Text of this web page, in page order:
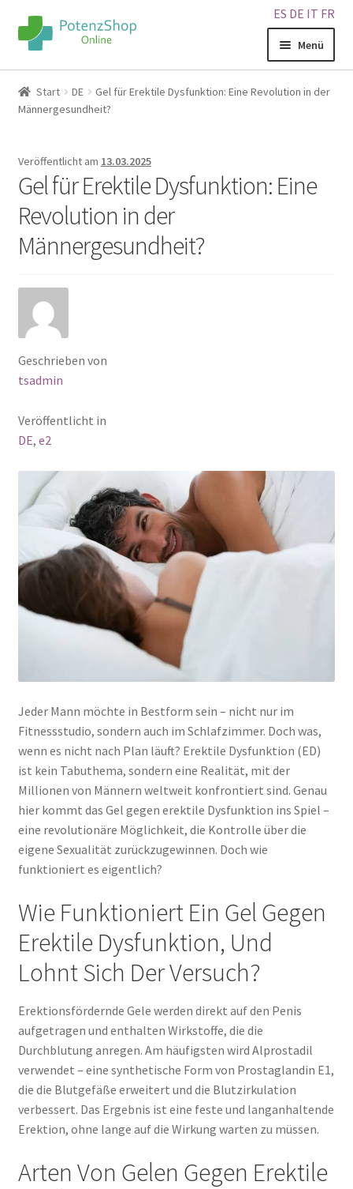
ES DE IT FR
Menü
Home
Über uns
Blog
Sitemap
Warenkorb
Kontakt
Start DE
Gel für Erektile Dysfunktion: Eine Revolution in der
Männergesundheit?
Veröffentlicht am 13.03.2025
Gel für Erektile Dysfunktion: Eine
Revolution in der
Männergesundheit?
Geschrieben von
tsadmin
Veröffentlicht in
DE, e2
Jeder Mann möchte in Bestform sein – nicht nur im
Fitnessstudio, sondern auch im Schlafzimmer. Doch was,
wenn es nicht nach Plan läuft? Erektile Dysfunktion (ED)
ist kein Tabuthema, sondern eine Realität, mit der
Millionen von Männern weltweit konfrontiert sind. Genau
hier kommt das Gel gegen erektile Dysfunktion ins Spiel –
eine revolutionäre Möglichkeit, die Kontrolle über die
eigene Sexualität zurückzugewinnen. Doch wie
funktioniert es eigentlich?
Wie Funktioniert Ein Gel Gegen
Erektile Dysfunktion, Und
Lohnt Sich Der Versuch?
Erektionsfördernde Gele werden direkt auf den Penis
aufgetragen und enthalten Wirkstoffe, die die
Durchblutung anregen. Am häufigsten wird Alprostadil
verwendet – eine synthetische Form von Prostaglandin E1,
die die Blutgefäße erweitert und die Blutzirkulation
verbessert. Das Ergebnis ist eine feste und langanhaltende
Erektion, ohne lange auf die Wirkung warten zu müssen.
Arten Von Gelen Gegen Erektile